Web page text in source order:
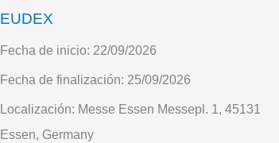
EUDEX
Fecha de inicio: 22/09/2026
Fecha de finalización: 25/09/2026
Localización: Messe Essen Messepl. 1, 45131
Essen, Germany